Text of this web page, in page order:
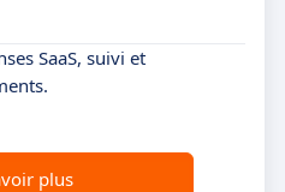
SaaS, suivi et
plus